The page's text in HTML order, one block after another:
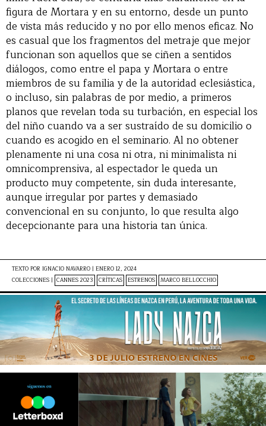
figura de Mortara y en su entorno, desde un punto
de vista más reducido y no por ello menos eficaz. No
es casual que los fragmentos del metraje que mejor
funcionan son aquellos que se ciñen a sentidos
diálogos, como entre el papa y Mortara o entre
miembros de su familia y de la autoridad eclesiástica,
o incluso, sin palabras de por medio, a primeros
planos que revelan toda su turbación, en especial los
del niño cuando va a ser sustraído de su domicilio o
cuando es acogido en el seminario. Al no obtener
plenamente ni una cosa ni otra, ni minimalista ni
omnicomprensiva, al espectador le queda un
producto muy competente, sin duda interesante,
aunque irregular por partes y demasiado
convencional en su conjunto, lo que resulta algo
decepcionante para una historia tan única.
TEXTO POR IGNACIO NAVARRO | ENERO 12, 2024
COLECCIONES | CANNES 2023 CRÍTICAS ESTRENOS MARCO BELLOCCHIO